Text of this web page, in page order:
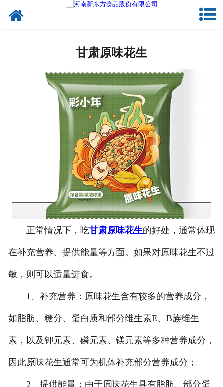
甘肃熟食品
甘肃调味品
甘肃鸡蛋壳粉
甘肃新东方食品
甘肃食品代加工
甘肃精忠报国八大锤典故版
- 甘肃蜜汁味卤蛋
- 甘肃茶香味卤蛋
甘肃原味花生
正常情况下，吃甘肃原味花生的好处，通常体现
在补充营养、提供能量等方面。如果对原味花生不过
敏，则可以适量进食。
1、补充营养：原味花生含有较多的营养成分，
如脂肪、糖分、蛋白质和部分维生素E、B族维生
素，以及钾元素、磷元素、镁元素等多种营养成分，
因此原味花生通常可为机体补充部分营养成分；
2、提供能量：由于原味花生具有脂肪、部分蛋